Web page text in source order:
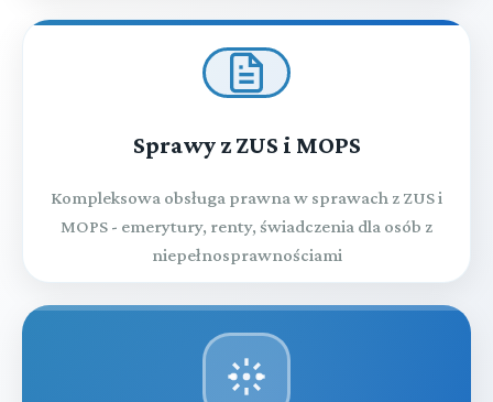
Sprawy z ZUS i MOPS
Kompleksowa obsługa prawna w sprawach z ZUS i
MOPS - emerytury, renty, świadczenia dla osób z
niepełnosprawnościami